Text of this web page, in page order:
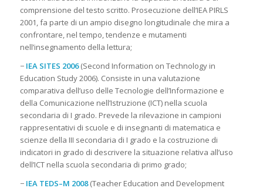
comprensione del testo scritto. Prosecuzione dell’IEA PIRLS
2001, fa parte di un ampio disegno longitudinale che mira a
confrontare, nel tempo, tendenze e mutamenti
nell’insegnamento della lettura;
− IEA SITES 2006(Second Information on Technology in
Education Study 2006). Consiste in una valutazione
comparativa dell’uso delle Tecnologie dell’Informazione e
della Comunicazione nell’Istruzione (ICT) nella scuola
secondaria di I grado. Prevede la rilevazione in campioni
rappresentativi di scuole e di insegnanti di matematica e
scienze della III secondaria di I grado e la costruzione di
indicatori in grado di descrivere la situazione relativa all’uso
dell’ICT nella scuola secondaria di primo grado;
− IEA TEDS–M 2008(Teacher Education and Development